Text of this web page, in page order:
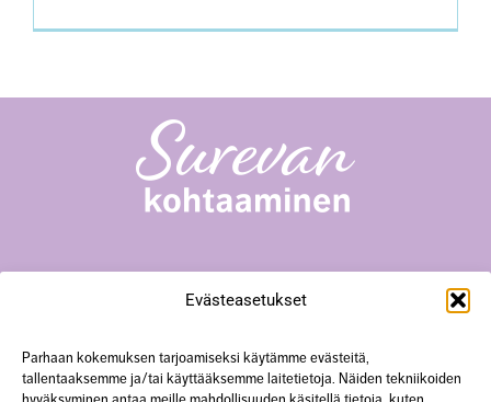
Evästeasetukset
Parhaan kokemuksen tarjoamiseksi käytämme evästeitä,
tallentaaksemme ja/tai käyttääksemme laitetietoja. Näiden tekniikoiden
Yliopistonkatu 23 A18, 40100 Jyväskylä
hanke@surevankohtaaminen.fi